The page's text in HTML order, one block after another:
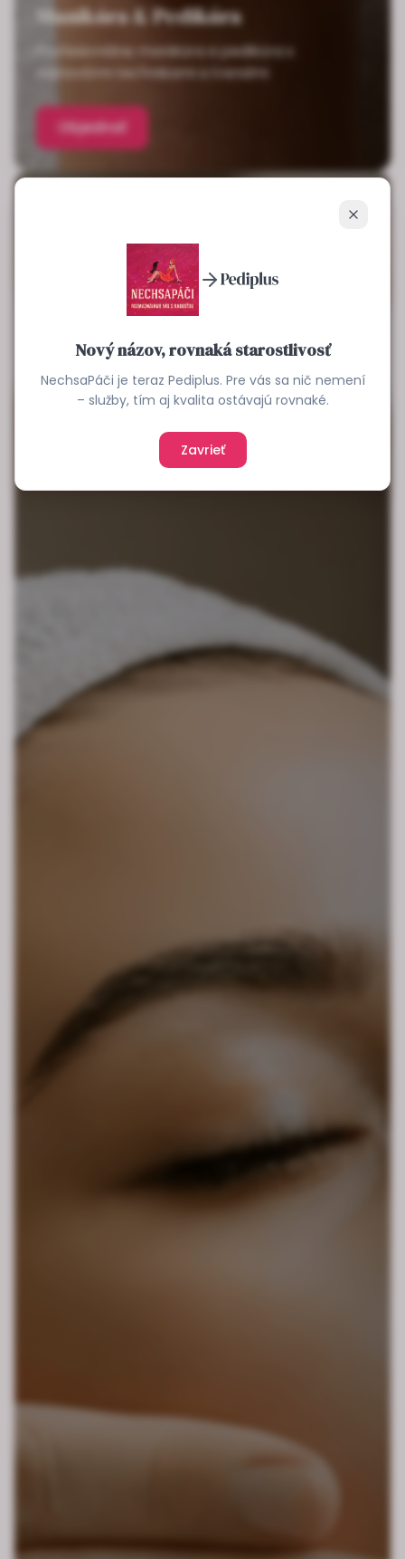
Zavrieť
Nový názov, rovnaká starostlivosť
NechsaPáči je teraz Pediplus. Pre vás sa nič nemení
– služby, tím aj kvalita ostávajú rovnaké.
Zavrieť
Manikúra & Pedikúra
Profesionálne manikúra a pedikúra s
najnovšími technikami a trendmi
Objednať